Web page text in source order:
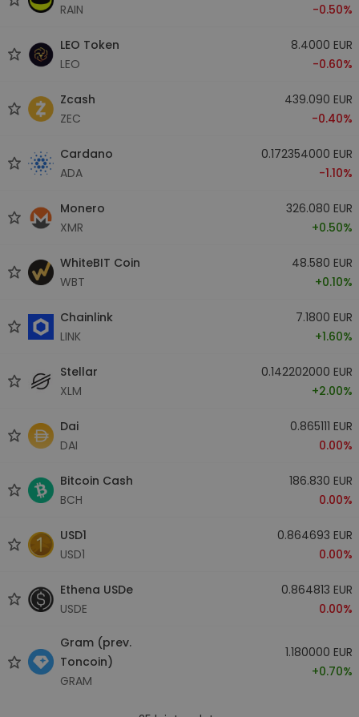
RAIN
-0.50%
LEO Token
LEO
8.4000 EUR
-0.60%
Zcash
ZEC
439.090 EUR
-0.40%
Cardano
ADA
0.172354000 EUR
-1.10%
Monero
XMR
326.080 EUR
+0.50%
WhiteBIT Coin
WBT
48.580 EUR
+0.10%
Chainlink
LINK
7.1800 EUR
+1.60%
Stellar
XLM
0.142202000 EUR
+2.00%
Dai
DAI
0.865111 EUR
0.00%
Bitcoin Cash
BCH
186.830 EUR
0.00%
USD1
USD1
0.864693 EUR
0.00%
Ethena USDe
USDE
0.864813 EUR
0.00%
Gram (prev.
Toncoin)
GRAM
1.180000 EUR
+0.70%